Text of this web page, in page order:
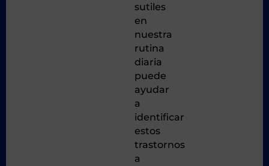
sutiles
en
nuestra
rutina
diaria
puede
ayudar
a
identificar
estos
trastornos
a